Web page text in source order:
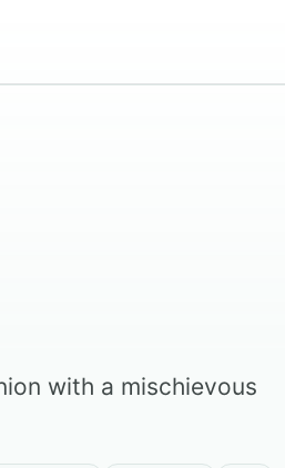
with a mischievous